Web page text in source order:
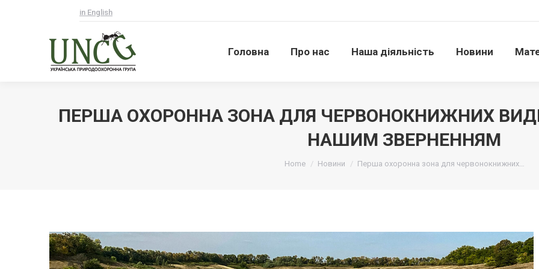
in English
Головна Про нас Наша діяльність Новини
ПЕРША ОХОРОННА ЗОНА ДЛЯ ЧЕРВОНОКНИЖНИХ
НАШИМ ЗВЕРНЕННЯМ
Home Новини Перша охоронна зона для червонокнижних…
Головна Про нас Наша діяльність Новини